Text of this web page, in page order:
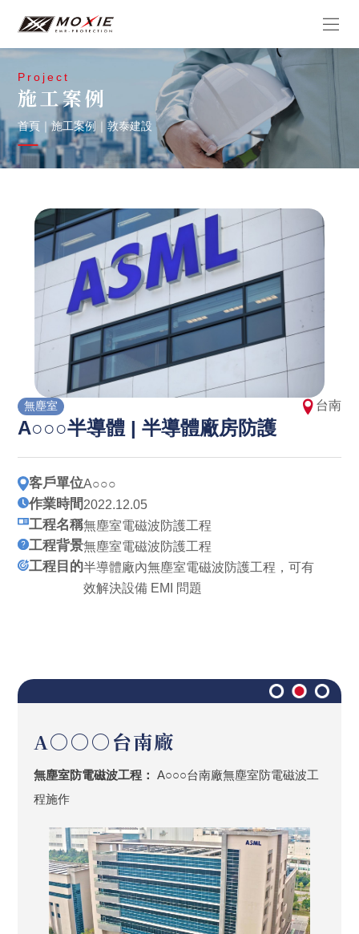
Project
施工案例
首頁 ｜施工案例 ｜敦泰建設
無塵室
A○○○半導體 | 半導體廠房防護
台南
客戶單位A○○○
作業時間2022.12.05
工程名稱無塵室電磁波防護工程
工程背景無塵室電磁波防護工程
工程目的半導體廠內無塵室電磁波防護工程，可有
效解決設備 EMI 問題
A○○○台南廠
無塵室防電磁波工程： A○○○台南廠無塵室防電磁波工
程施作